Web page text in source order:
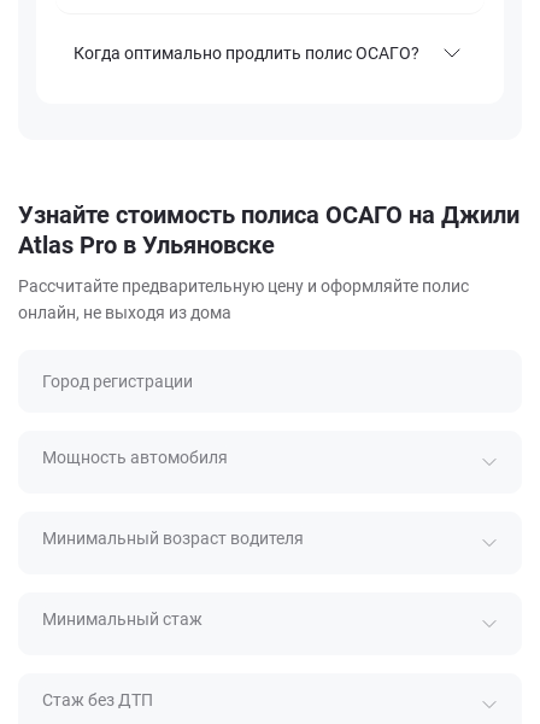
Когда оптимально продлить полис ОСАГО?
Узнайте стоимость полиса ОСАГО на Джили
Atlas Pro в Ульяновске
Рассчитайте предварительную цену и оформляйте полис
онлайн, не выходя из дома
Город регистрации
Мощность автомобиля
Минимальный возраст водителя
Минимальный стаж
Стаж без ДТП